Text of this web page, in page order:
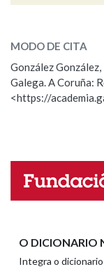
ESCOLLE
Observación
Propoño
Nome
MODO DE CITA
González
Galega. A Coruña:
<https://
O DICIONARIO
Integra o